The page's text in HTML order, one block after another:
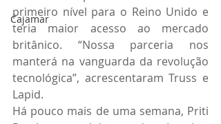
Cajamar
primeiro nível para o Reino Unido e
teria maior acesso ao mercado
britânico. “Nossa parceria nos
manterá na vanguarda da revolução
tecnológica”, acrescentaram Truss e
Lapid.
Há pouco mais de uma semana, Priti